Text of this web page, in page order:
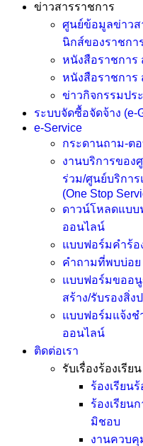
ข่าวสารราชการ
ศูนย์ข้อมูลข่าวส
นิกส์ของราชกา
หนังสือราชการ
หนังสือราชการ
ข่าวกิจกรรมปร
ระบบจัดซื้อจัดจ้าง (e-
e-Service
กระดานถาม-ตอ
งานบริการของ
ร่วม/ศูนย์บริการ
(One Stop
ดาวน์โหลดแบบ
ออนไลน์
แบบฟอร์มคำร้อ
คำถามที่พบบ่อย
แบบฟอร์มขออ
สร้าง/รับรองสิ่ง
แบบฟอร์มแจ้งช
ออนไลน์
ติดต่อเรา
รับเรื่องร้องเรียน
ร้องเรียน
ร้องเรียน
มิชอบ
งานควบคุ